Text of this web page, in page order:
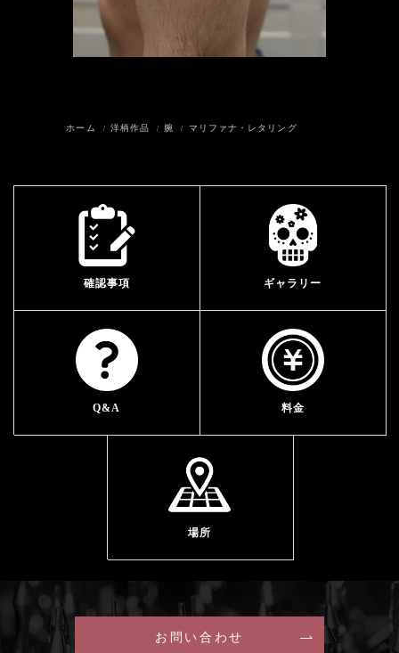
ホーム 洋柄作品 腕 マリファナ・レタリング
確認事項 ギャラリー
Q&A 料金
場所
お問い合わせ